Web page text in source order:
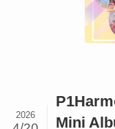
Mini
2026